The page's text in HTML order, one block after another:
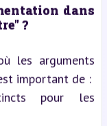
dans
?
les arguments
important de :
pour les